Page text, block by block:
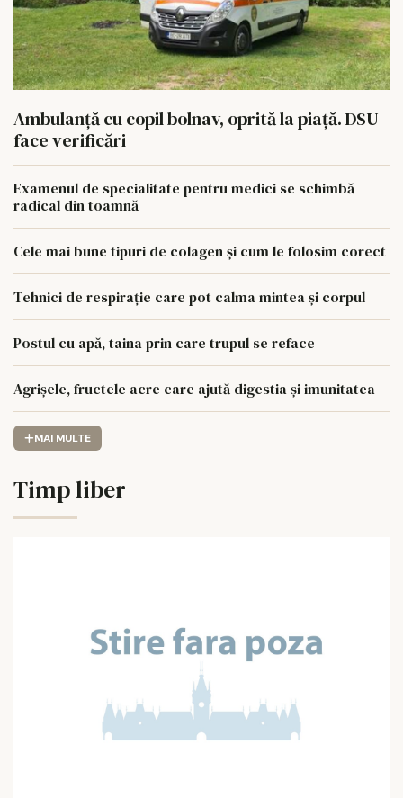
Ambulanță cu copil bolnav, oprită la piață. DSU
face verificări
Examenul de specialitate pentru medici se schimbă
radical din toamnă
Cele mai bune tipuri de colagen și cum le folosim corect
Tehnici de respirație care pot calma mintea și corpul
Postul cu apă, taina prin care trupul se reface
Agrișele, fructele acre care ajută digestia și imunitatea
MAI MULTE
Timp liber